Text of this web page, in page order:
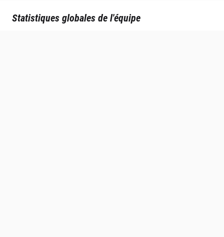
Statistiques globales de l'équipe